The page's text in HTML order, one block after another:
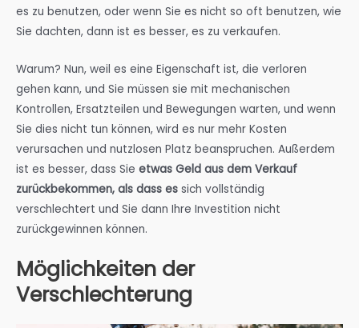
es zu benutzen, oder wenn Sie es nicht so oft benutzen, wie
Sie dachten, dann ist es besser, es zu verkaufen.
Warum? Nun, weil es eine Eigenschaft ist, die verloren
gehen kann, und Sie müssen sie mit mechanischen
Kontrollen, Ersatzteilen und Bewegungen warten, und wenn
Sie dies nicht tun können, wird es nur mehr Kosten
verursachen und nutzlosen Platz beanspruchen. Außerdem
ist es besser, dass Sie etwas Geld aus dem Verkauf
zurückbekommen, als dass es sich vollständig
verschlechtert und Sie dann Ihre Investition nicht
zurückgewinnen können.
Möglichkeiten der
Verschlechterung